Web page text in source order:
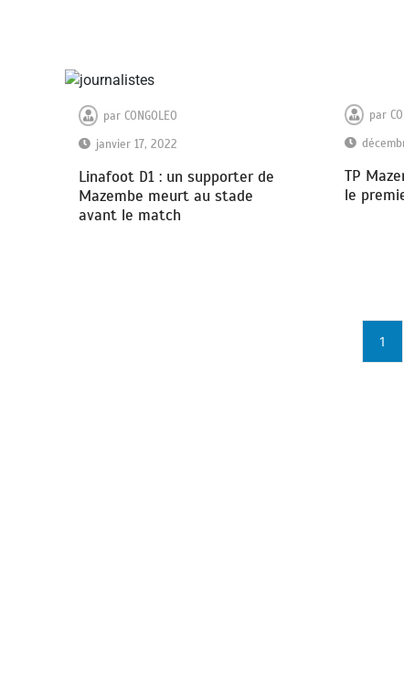
parCONGOLEO
janvier 17, 2022
Linafoot D1 : un supporter de
Mazembe meurt au stade
avant le match
par
TP
le
1